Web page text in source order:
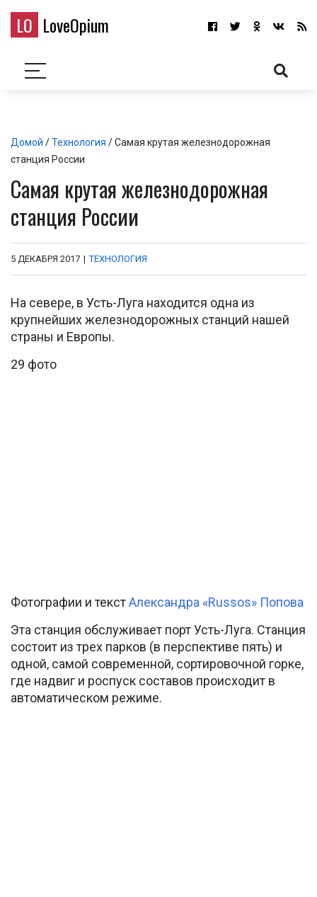
LO LoveOpium
Домой /Технология / Самая крутая железнодорожная
станция России
Самая крутая железнодорожная
станция России
5 ДЕКАБРЯ 2017 | ТЕХНОЛОГИЯ
На севере, в Усть-Луга находится одна из
крупнейших железнодорожных станций нашей
страны и Европы.
29 фото
Фотографии и текстАлександра «Russos» Попова
Эта станция обслуживает порт Усть-Луга. Станция
состоит из трех парков (в перспективе пять) и
одной, самой современной, сортировочной горке,
где надвиг и роспуск составов происходит в
автоматическом режиме.